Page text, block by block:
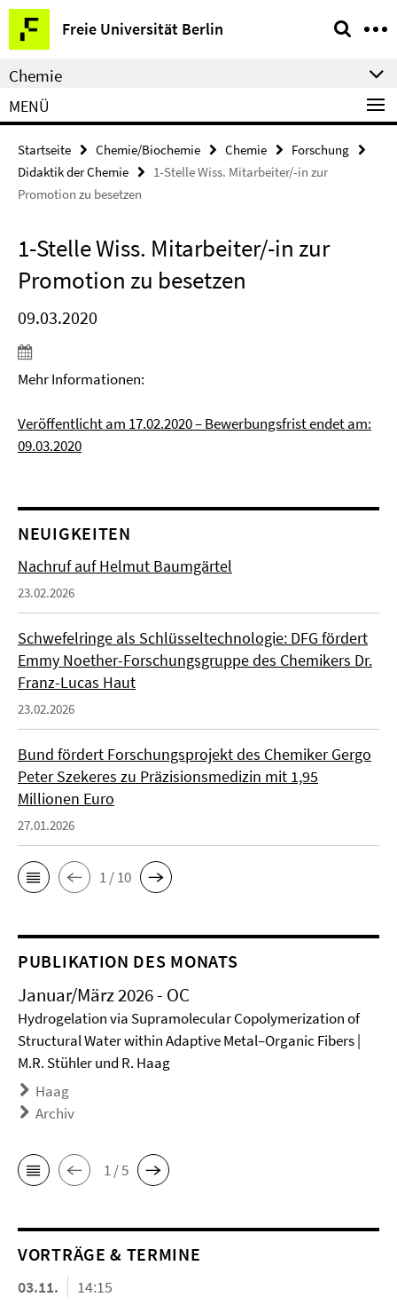
Springe
direkt
zu
Inhalt
Freie Universität Berlin
Service-
Navigation
Chemie
MENÜ
Startseite Chemie/Biochemie Chemie
Forschung
Didaktik der Chemie
1-Stelle Wiss. Mitarbeiter/-in zur
Promotion zu besetzen
1-Stelle Wiss. Mitarbeiter/-in zur
Promotion zu besetzen
09.03.2020
Mehr Informationen:
Veröffentlicht am 17.02.2020 – Bewerbungsfrist endet am:
09.03.2020
NEUIGKEITEN
Nachruf auf Helmut Baumgärtel
23.02.2026
Schwefelringe als Schlüsseltechnologie: DFG fördert
Emmy Noether-Forschungsgruppe des Chemikers Dr.
Franz-Lucas Haut
23.02.2026
Bund fördert Forschungsprojekt des Chemiker Gergo
Peter Szekeres zu Präzisionsmedizin mit 1,95
Millionen Euro
27.01.2026
1 / 10
PUBLIKATION DES MONATS
Januar/März 2026 - OC
Hydrogelation via Supramolecular Copolymerization of
Structural Water within Adaptive Metal–Organic Fibers |
M.R. Stühler und R. Haag
Haag
Archiv
1 / 5
VORTRÄGE & TERMINE
03.11.
14:15